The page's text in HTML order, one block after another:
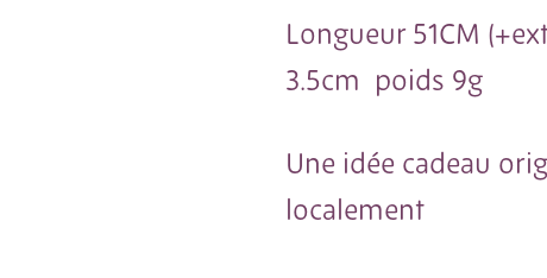
Longueur 51CM
3.5cm poids 9g
Une idée cadeau
localement